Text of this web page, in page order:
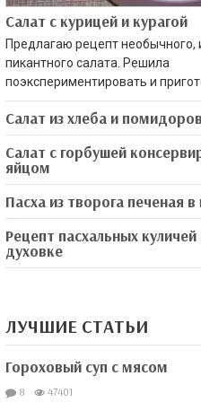
Салат с курицей и курагой
Предлагаю рецепт необычного,
пикантного салата. Решила
поэкспериментировать и
Салат из хлеба и помидоров
Салат с горбушей
яйцом
Пасха из творога печеная
Рецепт пасхальных
духовке
ЛУЧШИЕ СТАТЬИ
Гороховый суп с мясом
8 47401